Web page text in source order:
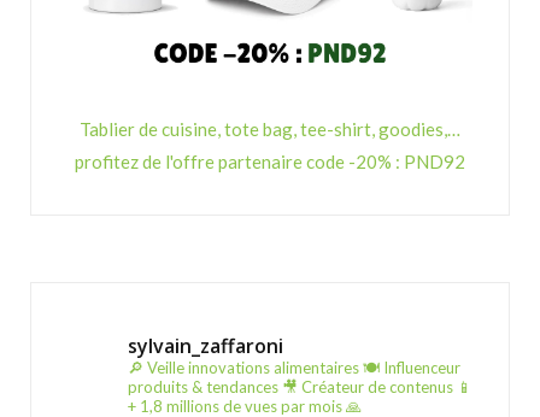
Tablier de cuisine, tote bag, tee-shirt, goodies,…
profitez de l'offre partenaire code -20% : PND92
sylvain_zaffaroni
🔎 Veille innovations alimentaires🍽️ Influenceur
produits & tendances 🎥 Créateur de contenus 📱
+ 1,8 millions de vues par mois 🙏